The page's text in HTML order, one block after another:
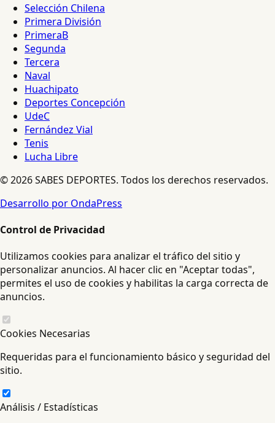
Selección Chilena
Primera División
PrimeraB
Segunda
Tercera
Naval
Huachipato
Deportes Concepción
UdeC
Fernández Vial
Tenis
Lucha Libre
© 2026 SABES DEPORTES. Todos los derechos reservados.
Desarrollo por OndaPress
Control de Privacidad
Utilizamos cookies para analizar el tráfico del sitio y
personalizar anuncios. Al hacer clic en "Aceptar todas",
permites el uso de cookies y habilitas la carga correcta de
anuncios.
Cookies Necesarias
Requeridas para el funcionamiento básico y seguridad del
sitio.
Análisis / Estadísticas